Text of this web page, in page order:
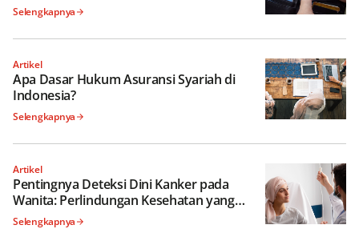
Selengkapnya
Artikel
Apa Dasar Hukum Asuransi Syariah di
Indonesia?
Selengkapnya
Artikel
Pentingnya Deteksi Dini Kanker pada
Wanita: Perlindungan Kesehatan yang
Lebih Baik
Selengkapnya